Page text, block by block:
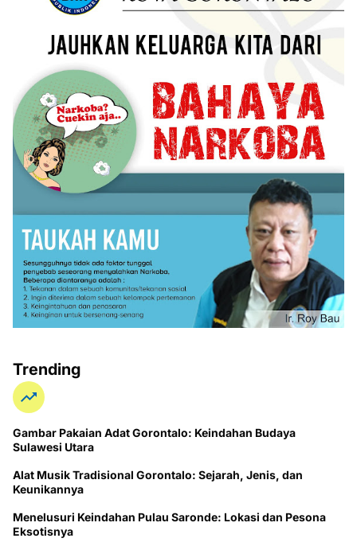
Trending
Gambar Pakaian Adat Gorontalo: Keindahan Budaya
Sulawesi Utara
Alat Musik Tradisional Gorontalo: Sejarah, Jenis, dan
Keunikannya
Menelusuri Keindahan Pulau Saronde: Lokasi dan Pesona
Eksotisnya